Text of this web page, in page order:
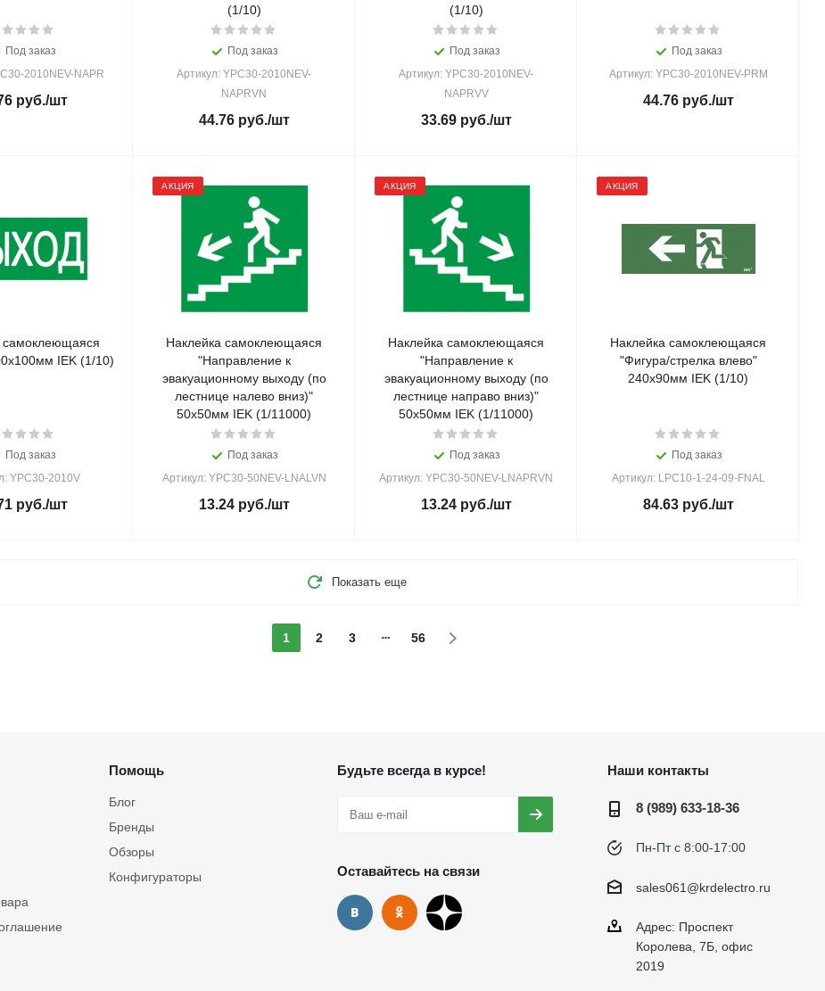
Под заказ
2010NEV-NAPR
руб./шт
(1/10)
Под заказ
Артикул: YPC30-2010NEV-
NAPRVN
44.76руб./шт
(1/10)
Под заказ
Артикул: YPC30-2010NEV-
NAPRVV
33.69руб./шт
Под заказ
Артикул: YPC30-2010NEV-PRM
44.76руб./шт
самоклеющаяся
IEK (1/10)
Под заказ
YPC30-2010V
руб./шт
АКЦИЯ
Наклейка самоклеющаяся
"Направление к
эвакуационному выходу (по
лестнице налево вниз)"
50х50мм IEK (1/11000)
Под заказ
Артикул: YPC30-50NEV-LNALVN
13.24руб./шт
АКЦИЯ
Наклейка самоклеющаяся
"Направление к
эвакуационному выходу (по
лестнице направо вниз)"
50х50мм IEK (1/11000)
Под заказ
Артикул: YPC30-50NEV-LNAPRVN
13.24руб./шт
АКЦИЯ
Наклейка самоклеющаяся
"Фигура/стрелка влево"
240х90мм IEK (1/10)
Под заказ
Артикул: LPC10-1-24-09-FNAL
84.63руб./шт
Показать еще
1 2 3 56
Помощь
Блог
Бренды
Обзоры
Конфигураторы
Будьте всегда в курсе!
Оставайтесь на связи
Наши контакты
8 (989) 633-18-36
Пн-Пт с 8:00-17:00
sales061@krdelectro.ru
Адрес: Проспект
Королева, 7Б, офис
2019